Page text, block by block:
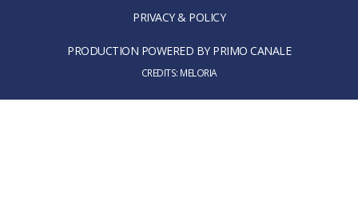
PRIVACY & POLICY
PRODUCTION POWERED BY PRIMO CANALE
CREDITS: MELORIA